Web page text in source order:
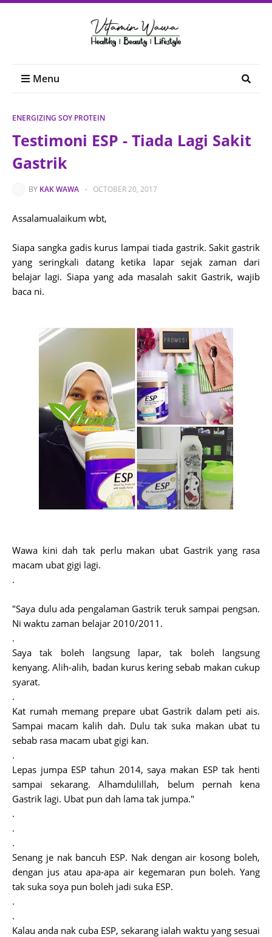
Menu
ENERGIZING SOY PROTEIN
Testimoni ESP - Tiada Lagi Sakit
Gastrik
BY KAK WAWA - OCTOBER 20, 2017
Assalamualaikum wbt,
Siapa sangka gadis kurus lampai tiada gastrik. Sakit gastrik
yang seringkali datang ketika lapar sejak zaman dari
belajar lagi. Siapa yang ada masalah sakit Gastrik, wajib
baca ni.
Wawa kini dah tak perlu makan ubat Gastrik yang rasa
macam ubat gigi lagi.
.
"Saya dulu ada pengalaman Gastrik teruk sampai pengsan.
Ni waktu zaman belajar 2010/2011.
.
Saya tak boleh langsung lapar, tak boleh langsung
kenyang. Alih-alih, badan kurus kering sebab makan cukup
syarat.
.
Kat rumah memang prepare ubat Gastrik dalam peti ais.
Sampai macam kalih dah. Dulu tak suka makan ubat tu
sebab rasa macam ubat gigi kan.
.
Lepas jumpa ESP tahun 2014, saya makan ESP tak henti
sampai sekarang. Alhamdulillah, belum pernah kena
Gastrik lagi. Ubat pun dah lama tak jumpa."
.
.
.
Senang je nak bancuh ESP. Nak dengan air kosong boleh,
dengan jus atau apa-apa air kegemaran pun boleh. Yang
tak suka soya pun boleh jadi suka ESP.
.
.
Kalau anda nak cuba ESP, sekarang ialah waktu yang sesuai